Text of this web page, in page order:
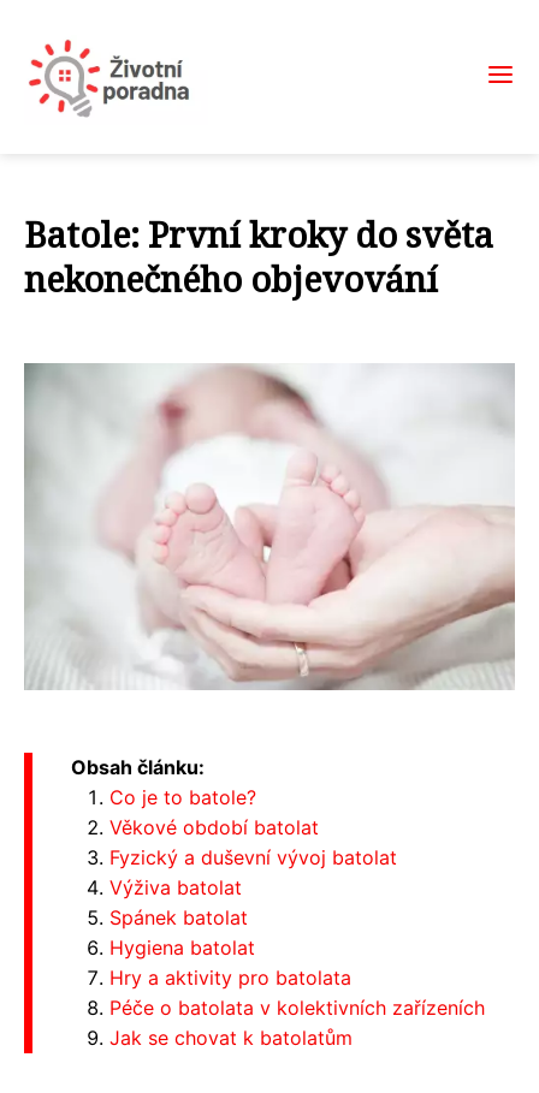
Batole: První kroky do světa
nekonečného objevování
Obsah článku:
Co je to batole?
Věkové období batolat
Fyzický a duševní vývoj batolat
Výživa batolat
Spánek batolat
Hygiena batolat
Hry a aktivity pro batolata
Péče o batolata v kolektivních zařízeních
Jak se chovat k batolatům